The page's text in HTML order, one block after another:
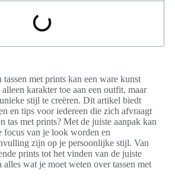
met prints kan een ware kunst
karakter toe aan een outfit, maar
stijl te creëren. Dit artikel biedt
en tips voor iedereen die zich afvraagt
tas met prints? Met de juiste aanpak kan
focus van je look worden en
zijn op je persoonlijke stijl. Van
prints tot het vinden van de juiste
wat je moet weten over tassen met